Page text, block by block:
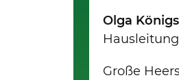
Olga
Hausleitung
Große